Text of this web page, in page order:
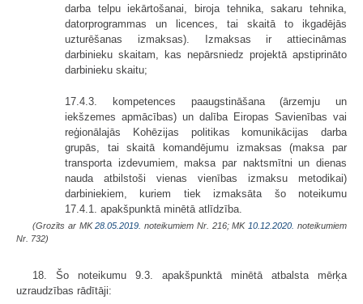
darba telpu iekārtošanai, biroja tehnika, sakaru tehnika,
datorprogrammas un licences, tai skaitā to ikgadējās
uzturēšanas izmaksas). Izmaksas ir attiecināmas
darbinieku skaitam, kas nepārsniedz projektā apstiprināto
darbinieku skaitu;
17.4.3. kompetences paaugstināšana (ārzemju un
iekšzemes apmācības) un dalība Eiropas Savienības vai
reģionālajās Kohēzijas politikas komunikācijas darba
grupās, tai skaitā komandējumu izmaksas (maksa par
transporta izdevumiem, maksa par naktsmītni un dienas
nauda atbilstoši vienas vienības izmaksu metodikai)
darbiniekiem, kuriem tiek izmaksāta šo noteikumu
17.4.1. apakšpunktā minētā atlīdzība.
(Grozīts ar MK28.05.2019. noteikumiem Nr. 216; MK 10.12.2020. noteikumiem
Nr. 732)
18. Šo noteikumu 9.3. apakšpunktā minētā atbalsta mērķa
uzraudzības rādītāji: